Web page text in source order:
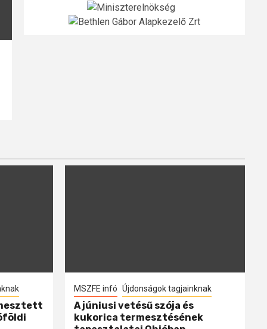
MSZFE infó Újdonságok tagjainknak
A júniusi vetésű szója és
kukorica termesztésének